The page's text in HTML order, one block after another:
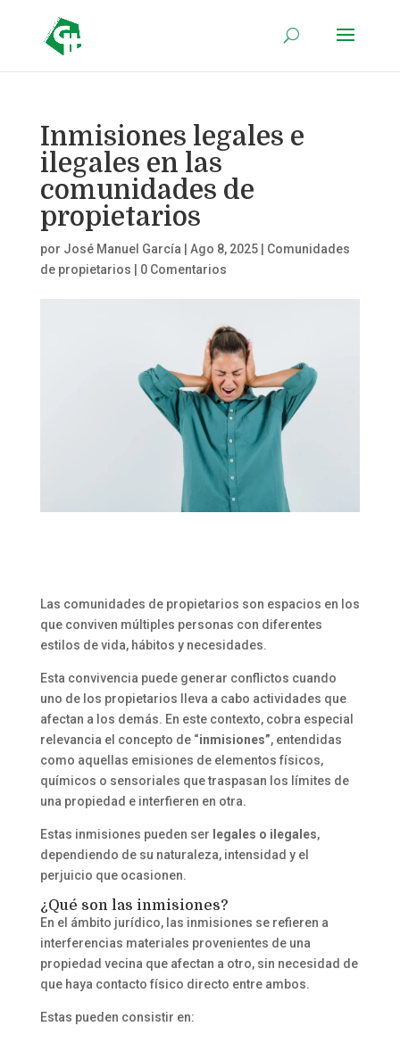
Inmisiones legales e
ilegales en las
comunidades de
propietarios
por José Manuel García Ago 8, 2025| Comunidades
de propietarios
0 Comentarios
Las comunidades de propietarios son espacios en los
que conviven múltiples personas con diferentes
estilos de vida, hábitos y necesidades.
Esta convivencia puede generar conflictos cuando
uno de los propietarios lleva a cabo actividades que
afectan a los demás. En este contexto, cobra especial
relevancia el concepto de “inmisiones”, entendidas
como aquellas emisiones de elementos físicos,
químicos o sensoriales que traspasan los límites de
una propiedad e interfieren en otra.
Estas inmisiones pueden ser legales o ilegales,
dependiendo de su naturaleza, intensidad y el
perjuicio que ocasionen.
¿Qué son las inmisiones?
En el ámbito jurídico, las inmisiones se refieren a
interferencias materiales provenientes de una
propiedad vecina que afectan a otro, sin necesidad de
que haya contacto físico directo entre ambos.
Estas pueden consistir en: